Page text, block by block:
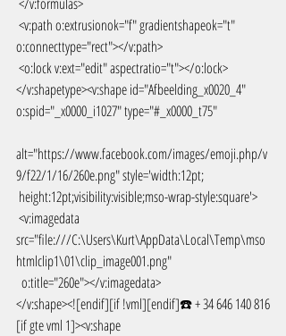
o:connecttype="rect"></v:path>
<o:lock v:ext="edit" aspectratio="t"></o:lock>
</v:shapetype><v:shape id="Afbeelding_x0020_4"
o:spid="_x0000_i1027" type="#_x0000_t75"
alt="https://www.facebook.com/images/emoji.php/v
9/f22/1/16/260e.png" style='width:12pt;
height:12pt;visibility:visible;mso-wrap-style:square'>
src="file:///C:\Users\Kurt\AppData\Local\Temp\mso
htmlclip1\01\clip_image001.png"
  o:title="260e"></v:imagedata>
</v:shape><![endif][if !vml][endif]☎️ + 34 646 140 816
[if gte vml 1]><v:shape